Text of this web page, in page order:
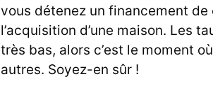
vous détenez un financement
l’acquisition d’une maison. Les
très bas, alors c’est le moment
autres. Soyez-en sûr !